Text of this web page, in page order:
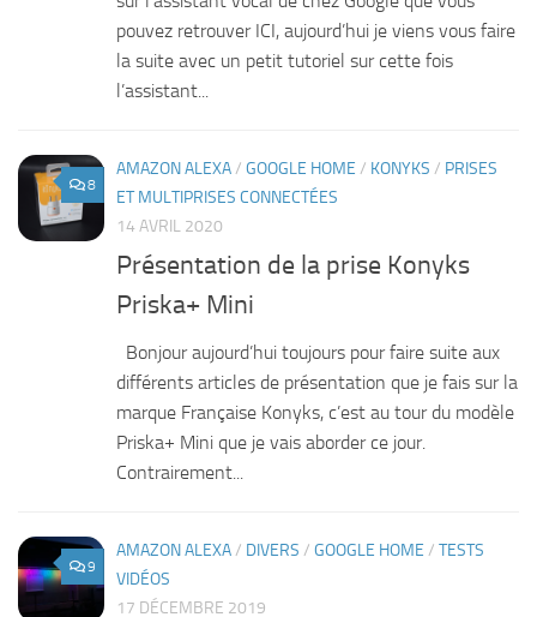
pouvez retrouver ICI, aujourd’hui je viens vous faire
la suite avec un petit tutoriel sur cette fois
l’assistant...
8
AMAZON ALEXA/ GOOGLE HOME / KONYKS / PRISES
ET MULTIPRISES CONNECTÉES
14 AVRIL 2020
Présentation de la prise Konyks
Priska+ Mini
Bonjour aujourd’hui toujours pour faire suite aux
différents articles de présentation que je fais sur la
marque Française Konyks, c’est au tour du modèle
Priska+ Mini que je vais aborder ce jour.
Contrairement...
9
AMAZON ALEXA/ DIVERS / GOOGLE HOME / TESTS
VIDÉOS
17 DÉCEMBRE 2019